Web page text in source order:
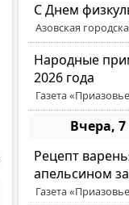
C Днем
Азовская
Народные
2026 года
Газета
Вчера, 7
Рецепт
апельсином
Газета